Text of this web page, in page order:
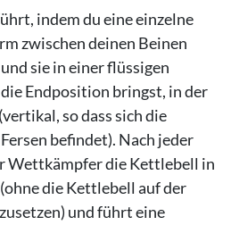
indem du eine einzelne
zwischen deinen Beinen
sie in einer flüssigen
Endposition bringst, in der
so dass sich die
befindet). Nach jeder
Wettkämpfer die Kettlebell in
die Kettlebell auf der
und führt eine